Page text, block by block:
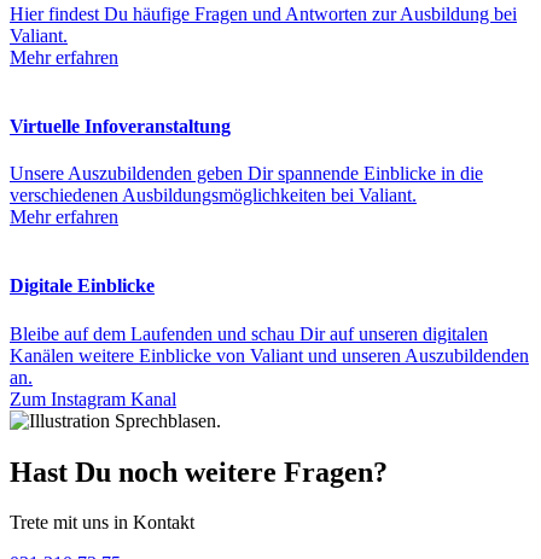
Hier findest Du häufige Fragen und Antworten zur Ausbildung bei
Valiant.
Mehr erfahren
Virtuelle Infoveranstaltung
Unsere Auszubildenden geben Dir spannende Einblicke in die
verschiedenen Ausbildungsmöglichkeiten bei Valiant.
Mehr erfahren
Digitale Einblicke
Bleibe auf dem Laufenden und schau Dir auf unseren digitalen
Kanälen weitere Einblicke von Valiant und unseren Auszubildenden
an.
Zum Instagram Kanal
Hast Du noch weitere Fragen?
Trete mit uns in Kontakt